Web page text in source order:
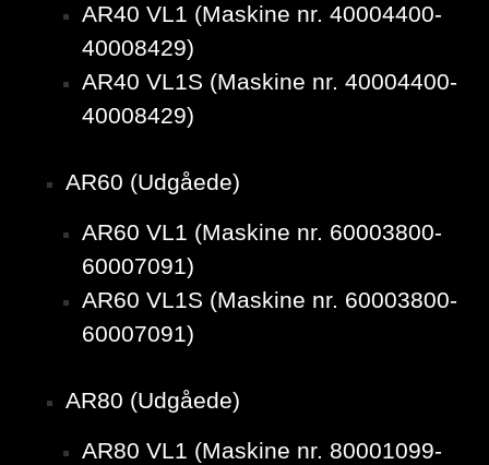
AR40 VL1 (Maskine nr. 40004400-
40008429)
AR40 VL1S (Maskine nr. 40004400-
40008429)
AR60 (Udgåede)
AR60 VL1 (Maskine nr. 60003800-
60007091)
AR60 VL1S (Maskine nr. 60003800-
60007091)
AR80 (Udgåede)
AR80 VL1 (Maskine nr. 80001099-